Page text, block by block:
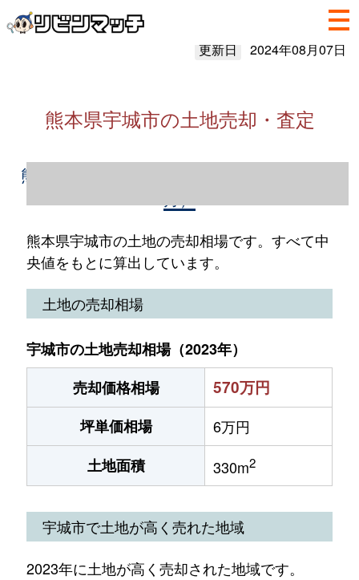
更新日 2024年08月07日
熊本県宇城市の土地売却・査定
熊本県宇城市の土地売却情報（2023年1～12
熊本県宇城市の土地の売却相場です。すべて中
央値をもとに算出しています。
土地の売却相場
宇城市の土地売却相場（2023年）
売却価格相場
570万円
坪単価相場
6万円
土地面積
330m2
宇城市で土地が高く売れた地域
2023年に土地が高く売却された地域です。